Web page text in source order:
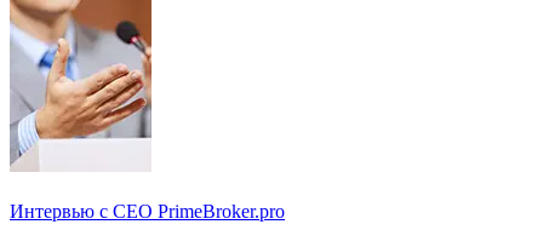
Интервью с СЕО PrimeBroker.pro